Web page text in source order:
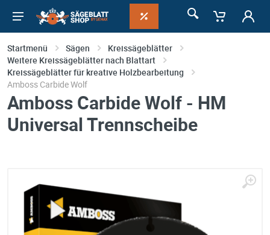
Startmenü Sägen
Kreissägeblätter
Weitere Kreissägeblätter nach Blattart
Kreissägeblätter für kreative Holzbearbeitung
Amboss Carbide Wolf
Amboss Carbide Wolf - HM
Universal Trennscheibe